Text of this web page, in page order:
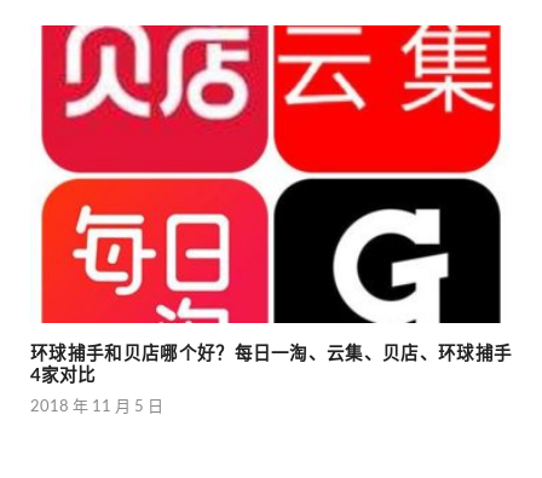
环球捕手和贝店哪个好？每日一淘、云集、贝店、环球捕手
4家对比
2018 年 11 月 5 日